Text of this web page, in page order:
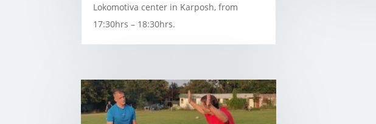
Lokomotiva center in Karposh, from
17:30hrs – 18:30hrs.